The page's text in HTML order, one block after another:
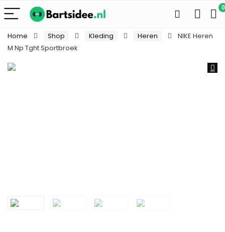
0
Home Shop Kleding Heren
NIKE Heren
M Np Tght Sportbroek